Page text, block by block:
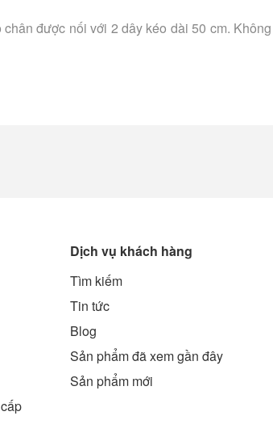
được nối với 2 dây kéo dài 50 cm.
Dịch vụ khách hàng
Tìm kiếm
Tin tức
Blog
Sản phẩm đã xem gần đây
Sản phẩm mới